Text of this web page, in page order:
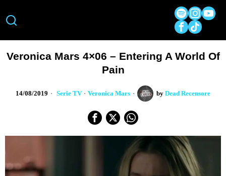
Veronica Mars 4×06 – Entering A World Of
Pain
14/08/2019 Serie TV · Veronica Mars by Dead Recensore